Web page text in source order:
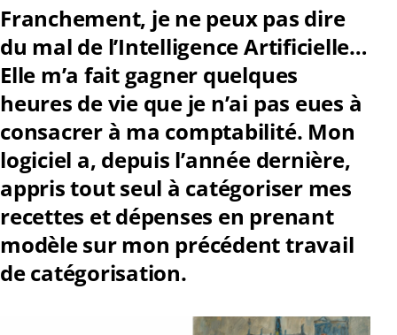
Adhérer à l’association
RIO – Activité de conseil et d’accompagnement
Nos valeurs et missions
La scolarité
La recherche
La formation continue
Nos actualités
Offres d’emploi
Franchement, je ne peux pas dire
du mal de l’Intelligence Artificielle…
Elle m’a fait gagner quelques
heures de vie que je n’ai pas eues à
consacrer à ma comptabilité. Mon
logiciel a, depuis l’année dernière,
appris tout seul à catégoriser mes
recettes et dépenses en prenant
modèle sur mon précédent travail
de catégorisation.